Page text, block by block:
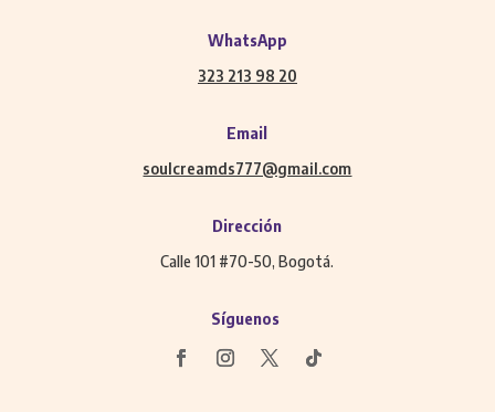
WhatsApp
323 213 98 20
Email
soulcreamds777@gmail.com
Dirección
Calle 101 #70-50, Bogotá.
Síguenos